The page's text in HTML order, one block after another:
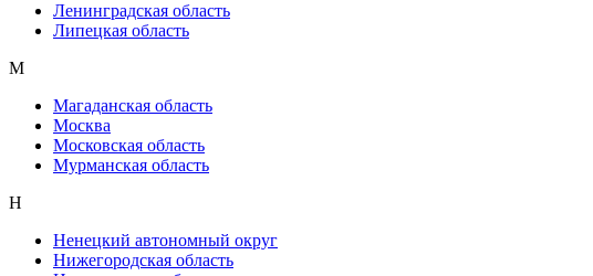
Ленинградская область
Липецкая область
М
Магаданская область
Москва
Московская область
Мурманская область
Н
Ненецкий автономный округ
Нижегородская область